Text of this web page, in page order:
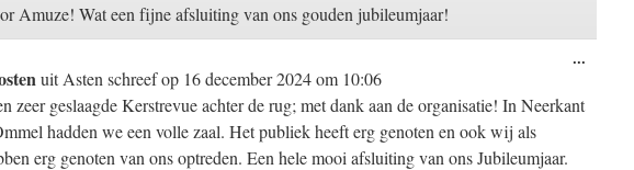
Amuze! Wat een fijne afsluiting van ons gouden jubileumjaar!
uit Asten schreef op 16 december 2024om 10:06
zeer geslaagde Kerstrevue achter de rug; met dank aan de organisatie! In Neerkant
hadden we een volle zaal. Het publiek heeft erg genoten en ook wij als
erg genoten van ons optreden. Een hele mooi afsluiting van ons Jubileumjaar.
...